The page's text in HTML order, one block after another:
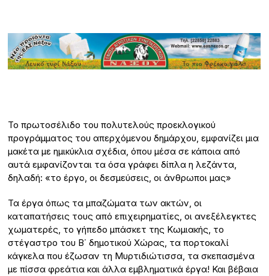
Το πρωτοσέλιδο του πολυτελούς προεκλογικού
προγράμματος του απερχόμενου δημάρχου, εμφανίζει μια
μακέτα με ημικύκλια σχέδια, όπου μέσα σε κάποια από
αυτά εμφανίζονται τα όσα γράφει δίπλα η λεζάντα,
δηλαδή: «το έργο, οι δεσμεύσεις, οι άνθρωποι μας»
Τα έργα όπως τα μπαζώματα των ακτών, οι
καταπατήσεις τους από επιχειρηματίες, οι ανεξέλεγκτες
χωματερές, το γήπεδο μπάσκετ της Κωμιακής, το
στέγαστρο του Β΄ δημοτικού Χώρας, τα πορτοκαλί
κάγκελα που έζωσαν τη Μυρτιδιώτισσα, τα σκεπασμένα
με πίσσα φρεάτια και άλλα εμβληματικά έργα! Και βέβαια